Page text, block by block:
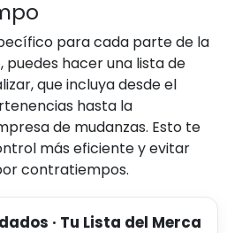
para cada parte de la
puedes hacer una lista de
que incluya desde el
hasta la
de mudanzas. Esto te
más eficiente y evitar
contratiempos.
· Tu Lista del Merca